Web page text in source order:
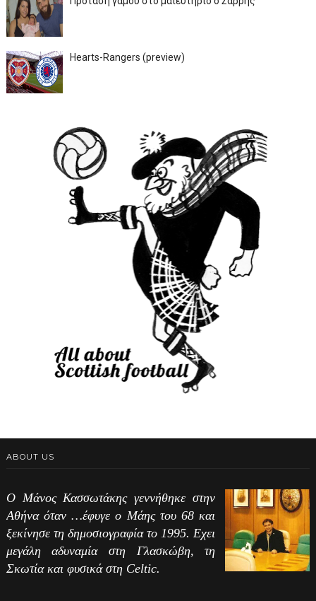
Hearts-Rangers (preview)
ABOUT US
Ο Μάνος Κασσωτάκης γεννήθηκε στην
Αθήνα όταν …έφυγε ο Μάης του 68 και
ξεκίνησε τη δημοσιογραφία το 1995. Εχει
μεγάλη αδυναμία στη Γλασκώβη, τη
Σκωτία και φυσικά στη Celtic.